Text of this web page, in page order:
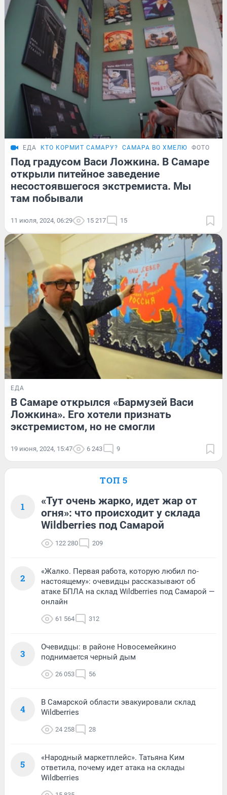
ЕДА КТО КОРМИТ САМАРУ? САМАРА ВО ХМЕЛЮ
Под градусом Васи Ложкина. В Самаре
открыли питейное заведение
несостоявшегося экстремиста. Мы
там побывали
11 июля, 2024, 06:29 15 217 15
ЕДА
В Самаре открылся «Бармузей Васи
Ложкина». Его хотели признать
экстремистом, но не смогли
19 июня, 2024, 15:47 6 243 9
ТОП 5
1
«Тут очень жарко, идет жар от
огня»: что происходит у склада
Wildberries под Самарой
122 280 209
2
«Жалко. Первая работа, которую любил по-
настоящему»: очевидцы рассказывают об
атаке БПЛА на склад Wildberries под Самарой —
онлайн
61 564 312
3
Очевидцы: в районе Новосемейкино
поднимается черный дым
26 053 56
4
В Самарской области эвакуировали склад
Wildberries
24 258 28
5
«Народный маркетплейс». Татьяна Ким
ответила, почему идет атака на склады
Wildberries